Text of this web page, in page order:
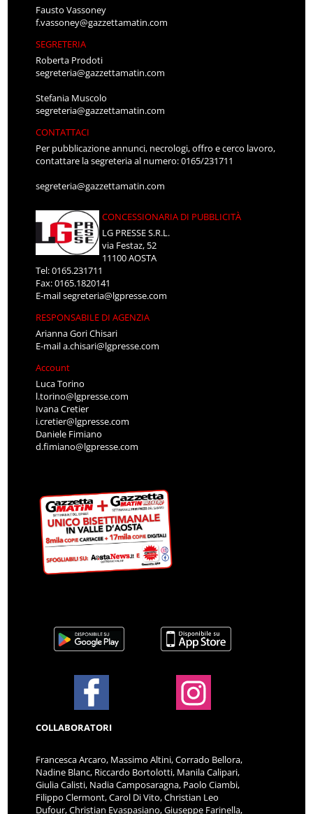
Fausto Vassoney
f.vassoney@gazzettamatin.com
SEGRETERIA
Roberta Prodoti
segreteria@gazzettamatin.com
Stefania Muscolo
segreteria@gazzettamatin.com
CONTATTACI
Per pubblicazione annunci, necrologi, offro e cerco lavoro,
contattare la segreteria al numero: 0165/231711
segreteria@gazzettamatin.com
CONCESSIONARIA DI PUBBLICITÀ
LG PRESSE S.R.L.
via Festaz, 52
11100 AOSTA
Tel: 0165.231711
Fax: 0165.1820141
E-mailsegreteria@lgpresse.com
RESPONSABILE DI AGENZIA
Arianna Gori Chisari
E-maila.chisari@lgpresse.com
Account
Luca Torino
l.torino@lgpresse.com
Ivana Cretier
i.cretier@lgpresse.com
Daniele Fimiano
d.fimiano@lgpresse.com
COLLABORATORI
Francesca Arcaro, Massimo Altini, Corrado Bellora,
Nadine Blanc, Riccardo Bortolotti, Manila Calipari,
Giulia Calisti, Nadia Camposaragna, Paolo Ciambi,
Filippo Clermont, Carol Di Vito, Christian Leo
Dufour, Christian Evaspasiano, Giuseppe Farinella,